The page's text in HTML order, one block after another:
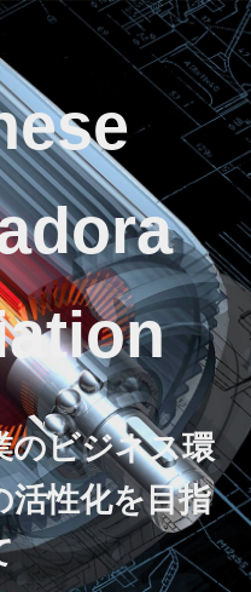
のビジネス環
活性化を目指